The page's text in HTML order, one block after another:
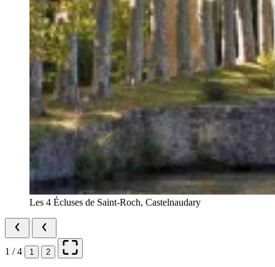
Les 4 Écluses de Saint-Roch, Castelnaudary
1 / 4 1 2